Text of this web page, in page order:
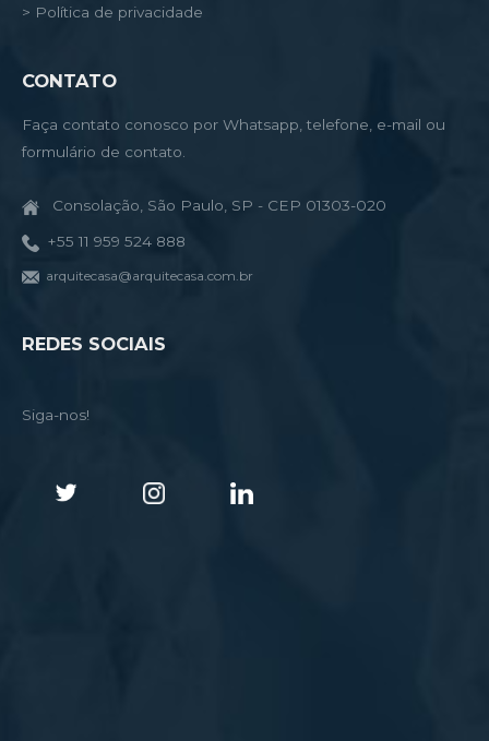
> Política de privacidade
CONTATO
Faça contato conosco por Whatsapp, telefone, e-mail ou
formulário de contato.
Consolação, São Paulo, SP - CEP 01303-020
+55 11 959 524 888
arquitecasa@arquitecasa.com.br
REDES SOCIAIS
Siga-nos!